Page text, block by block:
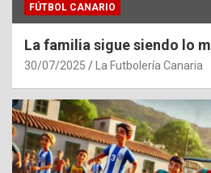
FÚTBOL CANARIO
La familia sigue siendo lo
30/07/2025 La Futbolería Canaria